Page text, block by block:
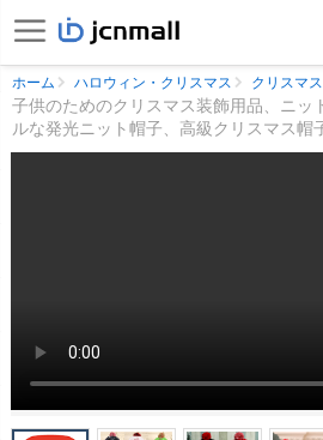
ホーム ハロウィン・クリスマス クリスマス
子供のためのクリスマス装飾用品、ニッ
ルな発光ニット帽子、高級クリスマス帽